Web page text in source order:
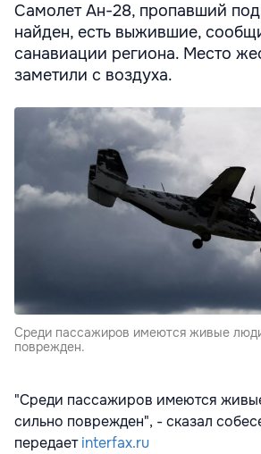
Самолет Ан-28, пропавший
найден, есть выжившие,
санавиации региона. Место
заметили с воздуха.
Среди пассажиров имеются живые
поврежден.
"Среди пассажиров имеются
сильно поврежден", - сказал
передаетinterfax.ru